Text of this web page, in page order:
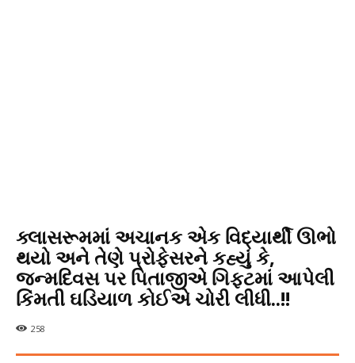
ક્લાસરૂમમાં અચાનક એક વિદ્યાર્થી ઊભો
થયો અને તેણે પ્રોફેસરને કહ્યું કે,
જન્મદિવસ પર પિતાજીએ ગિફ્ટમાં આપેલી
કિંમતી ઘડિયાળ કોઈએ ચોરી લીધી..!!
258